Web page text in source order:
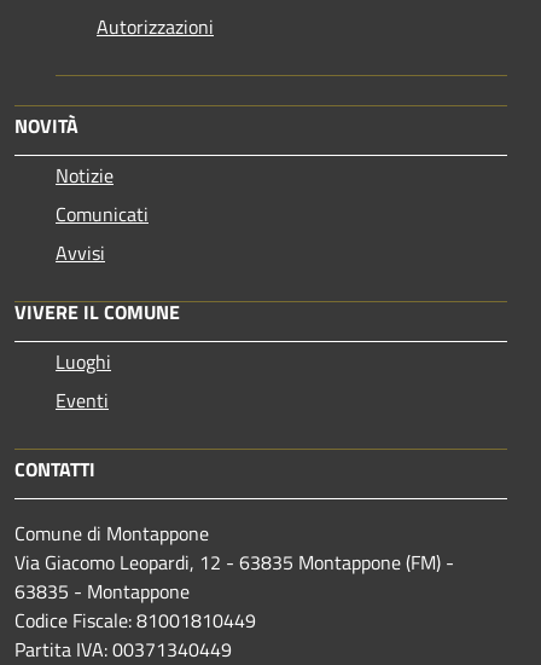
Autorizzazioni
NOVITÀ
Notizie
Comunicati
Avvisi
VIVERE IL COMUNE
Luoghi
Eventi
CONTATTI
Comune di Montappone
Via Giacomo Leopardi, 12 - 63835 Montappone (FM) -
63835 - Montappone
Codice Fiscale: 81001810449
Partita IVA: 00371340449